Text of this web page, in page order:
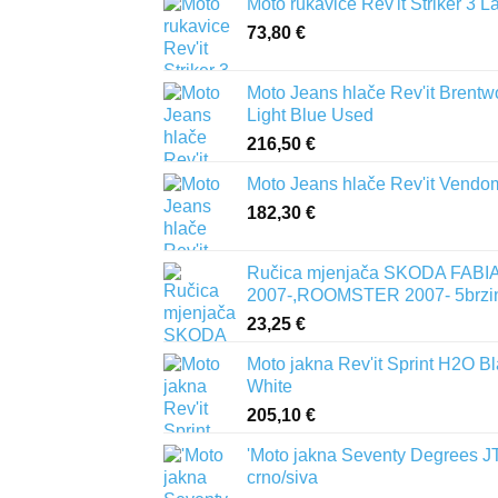
73,80 €
Moto Jeans hlače Rev'it
Light Blue Used
216,50 €
Moto Jeans hlače Rev'it
182,30 €
Ručica mjenjača SKODA FABIA
2007-,ROOMSTER 2007-
23,25 €
Moto jakna Rev'it Sprint H2O
White
205,10 €
'Moto jakna Seventy Degrees
crno/siva